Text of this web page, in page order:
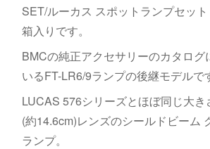
SET/ルーカス スポットランプセッ
箱入りです。
BMCの純正アクセサリーのカタログ
いるFT-LR6/9ランプの後継モデルで
LUCAS 576シリーズとほぼ同じ大き
(約14.6cm)レンズのシールドビーム
ランプ。